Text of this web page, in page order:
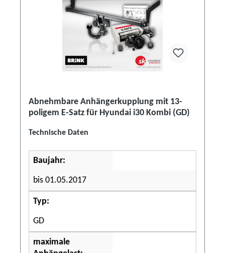
Abnehmbare Anhängerkupplung mit 13-
poligem E-Satz für Hyundai i30 Kombi (GD)
Technische Daten
Baujahr:
bis 01.05.2017
Typ:
GD
maximale